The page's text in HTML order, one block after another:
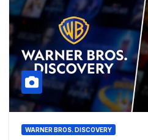
WARNER BROS. DISCOVERY